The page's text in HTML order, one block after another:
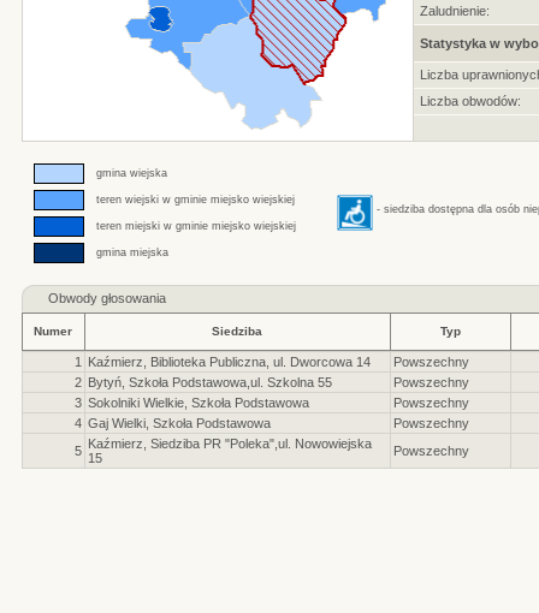
Zaludnienie:
Statystyka w
Liczba
Liczba obwodów:
gmina wiejska
- siedziba dostępna dla osób
teren wiejski w gminie miejsko wiejskiej
teren miejski w gminie miejsko wiejskiej
gmina miejska
Obwody głosowania
Numer Siedziba Typ
1 Kaźmierz, Biblioteka Publiczna, ul. Dworcowa 14
Powszechny
2 Bytyń, Szkoła Podstawowa,ul. Szkolna 55
Powszechny
3 Sokolniki Wielkie, Szkoła Podstawowa
Powszechny
4 Gaj Wielki, Szkoła Podstawowa
Powszechny
5 Kaźmierz, Siedziba PR "Poleka",ul. Nowowiejska
15
Powszechny